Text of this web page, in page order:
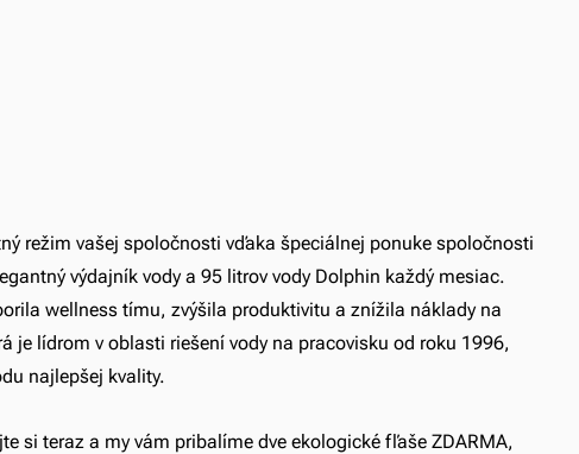
režim vašej spoločnosti vďaka špeciálnej ponuke spoločnosti
výdajník vody a 95 litrov vody Dolphin každý mesiac.
wellness tímu, zvýšila produktivitu a znížila náklady na
je lídrom v oblasti riešení vody na pracovisku od roku 1996,
najlepšej kvality.
si teraz a my vám pribalíme dve ekologické fľaše ZDARMA,